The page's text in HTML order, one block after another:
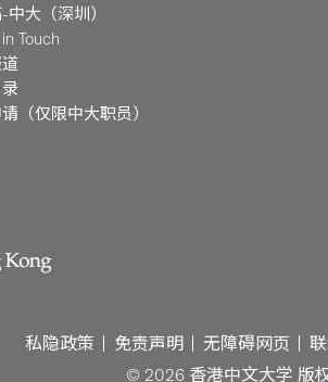
中大（深圳）
Touch
（仅限中大职员）
私隐政策 免责声明 无障碍网页
© 2026 香港中文大学 版